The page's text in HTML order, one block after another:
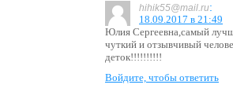
hihik55@mail.ru:
18.09.2017 в 21:49
Юлия Сергеевна,самый
чуткий и отзывчивый
деток!!!!!!!!!!
Войдите, чтобы ответить